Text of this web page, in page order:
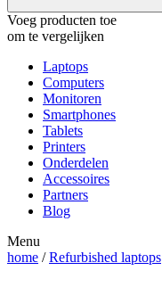
Voeg producten toe
om te vergelijken
Laptops
Computers
Monitoren
Smartphones
Tablets
Printers
Onderdelen
Accessoires
Partners
Blog
Menu
home /Refurbished laptops